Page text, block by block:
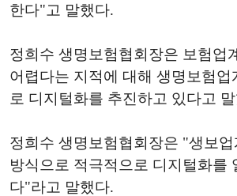
한다"고 말했다.
정희수 생명보험협회장은 보험업
어렵다는 지적에 대해 생명보험업
로 디지털화를 추진하고 있다고
정희수 생명보험협회장은 "생보
방식으로 적극적으로 디지털화를
다"라고 말했다.